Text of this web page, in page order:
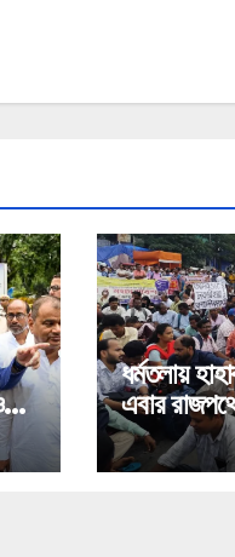
ধর্মতলায়
এবার রাজপথে